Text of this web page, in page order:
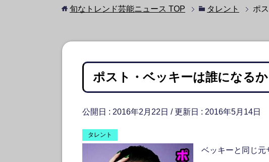
旬なトレンド芸能ニュース TOP タレント ポ
ポスト・ベッキーは誰になる
公開日 : 2016年2月22日 / 更新日 : 2016年5月14日
タレント
ベッキーと同じ元